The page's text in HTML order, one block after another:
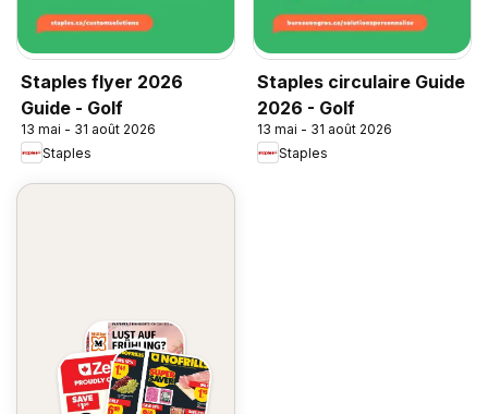
Staples flyer 2026
Guide - Golf
13 mai - 31 août 2026
Staples
Staples circulaire Guide
2026 - Golf
13 mai - 31 août 2026
Staples